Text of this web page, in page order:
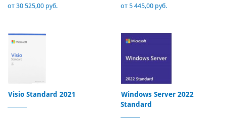
от 30 525,00 руб. от 5 445,00 руб.
Visio Standard 2021
Windows Server 2022
Standard